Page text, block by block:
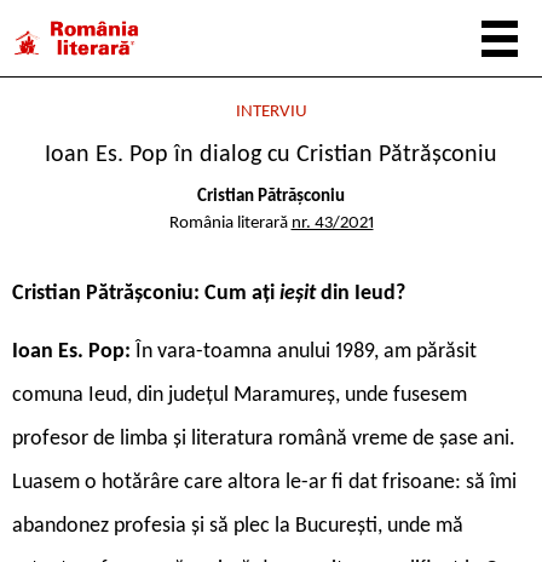
INTERVIU
Ioan Es. Pop în dialog cu Cristian Pătrășconiu
Cristian Pătrășconiu
România literară nr. 43/2021
Cristian Pătrășconiu: Cum ați ieșitdin Ieud?
Ioan Es. Pop: În vara-toamna anului 1989, am părăsit
comuna Ieud, din județul Maramureș, unde fusesem
profesor de limba și literatura română vreme de șase ani.
Luasem o hotărâre care altora le-ar fi dat frisoane: să îmi
abandonez profesia și să plec la București, unde mă